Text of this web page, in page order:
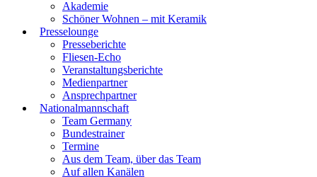
Akademie
Schöner Wohnen – mit Keramik
Presselounge
Presseberichte
Fliesen-Echo
Veranstaltungsberichte
Medienpartner
Ansprechpartner
Nationalmannschaft
Team Germany
Bundestrainer
Termine
Aus dem Team, über das Team
Auf allen Kanälen